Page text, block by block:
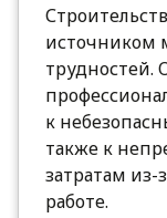
источником
трудностей.
к
также к
затратам из-
работе.